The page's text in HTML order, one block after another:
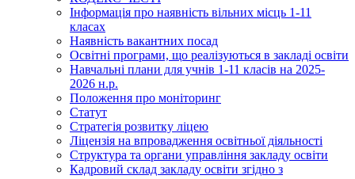
Інформація про наявність вільних місць 1-11
класах
Наявність вакантних посад
Освітні програми, що реалізуються в закладі освіти
Навчальні плани для учнів 1-11 класів на 2025-
2026 н.р.
Положення про моніторинг
Статут
Стратегія розвитку ліцею
Ліцензія на впровадження освітньої діяльності
Структура та органи управління закладу освіти
Кадровий склад закладу освіти згідно з